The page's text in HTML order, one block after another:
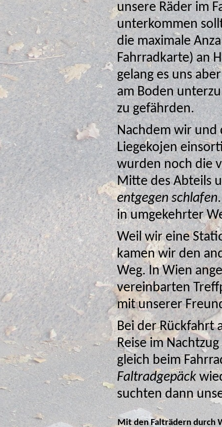
unsere Räder im
unterkommen sollten. In diesem Fahrradabteil hing bereits
die maximale Anzahl
Fahrradkarte) an
gelang es uns aber unsere gefalteten Räder in einer
am Boden
zu gefährden.
Nachdem wir und
Liegekojen einsortiert hatten
wurden noch die
Mitte des
entgegen schlafen.
in umgekehrter
Weil wir eine
kamen wir den anderen Radfahrern
Weg. In Wien
vereinbarten
mit
Bei der Rückfahrt
Reise im Nachtzug deutlich besser
Faltradgepäck
Mit den Falträdern durch